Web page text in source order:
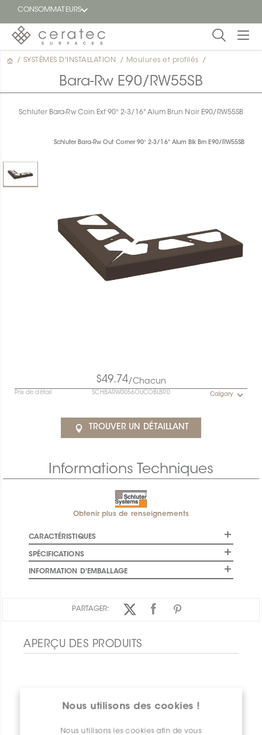
CONSOMMATEURS
En
vedette
un
Nous utilisons des cookies !
Nous utilisons les cookies afin de vous
/ SYSTÈMES D'INSTALLATION / Moulures et profilés /
Bara-Rw E90/RW55SB
Schluter Bara-Rw Coin Ext 90° 2-3/16" Alum Brun Noir E90/RW55SB
Schluter Bara-Rw Out Corner 90° 2-3/16" Alum Blk Brn E90/RW55SB
$49.74/Chacun
Prix de détail SCHBARW0056OUCOBLBR0 Calgary
TROUVER UN DÉTAILLANT
Informations Techniques
Obtenir plus de renseignements
CARACTÉRISTIQUES
SPÉCIFICATIONS
INFORMATION D'EMBALLAGE
PARTAGER:
APERÇU DES PRODUITS